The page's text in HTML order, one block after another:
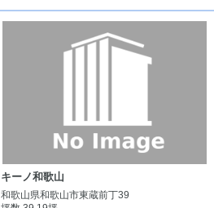
キーノ和歌山
和歌山県和歌山市東蔵前丁39